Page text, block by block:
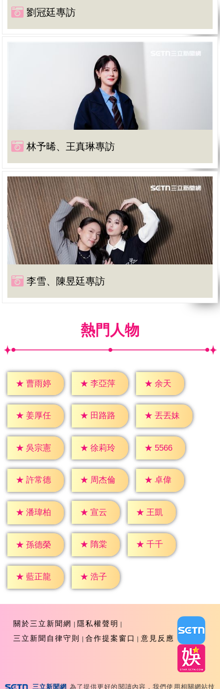
劉冠廷專訪
林予晞、王真琳專訪
李雪、陳昱廷專訪
熱門人物
★ 曹雨婷 ★ 李亞萍 ★ 余天
★ 姜厚任 ★ 田路路 ★ 丟丟妹
★ 吳宗憲 ★ 徐莉玲 ★ 5566
★ 許常德 ★ 周杰倫 ★ 卓偉
★ 潘瑋柏 ★ 宣云 ★ 王凱
★ 孫德榮 ★ 隋棠 ★ 千千
★ 藍正龍 ★ 浩子
關於三立新聞網
隱私權聲明
三立新聞自律守則
合作提案窗口 意見反應
三立新聞網 為了提供更好的閱讀內容，我們使用相關網站技